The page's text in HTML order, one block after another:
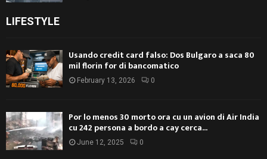
LIFESTYLE
Usando credit card falso: Dos Bulgaro a saca 80
mil florin for di bancomatico
February 13, 2026 0
Por lo menos 30 morto ora cu un avion di Air India
cu 242 persona a bordo a cay cerca...
June 12, 2025 0